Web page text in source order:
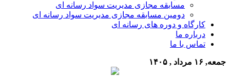
مسابقه مجازی مدیریت سواد رسانه ای
دومین مسابقه مجازی مدیریت سواد رسانه ای
کارگاه و دوره های رسانه ای
درباره ما
تماس با ما
جمعه, ۱۶ مرداد , ۱۴۰۵